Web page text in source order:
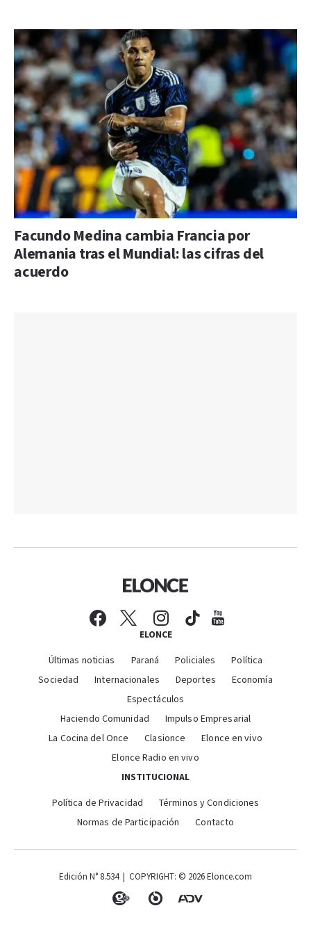
Facundo Medina cambia Francia por
Alemania tras el Mundial: las cifras del
acuerdo
ELONCE
Últimas noticias Paraná Policiales
Política
Sociedad
Internacionales Deportes
Economía
Espectáculos
Haciendo Comunidad
Impulso Empresarial
La Cocina del Once
Clasionce
Elonce en vivo
Elonce Radio en vivo
INSTITUCIONAL
Política de Privacidad
Términos y Condiciones
Normas de Participación
Contacto
Edición N° 8.534 | COPYRIGHT: © 2026 Elonce.com